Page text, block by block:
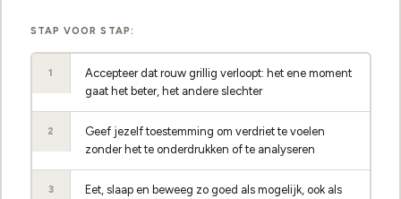
STAP VOOR STAP:
1
Accepteer dat rouw grillig verloopt: het ene moment
gaat het beter, het andere slechter
2
Geef jezelf toestemming om verdriet te voelen
zonder het te onderdrukken of te analyseren
3
Eet, slaap en beweeg zo goed als mogelijk, ook als